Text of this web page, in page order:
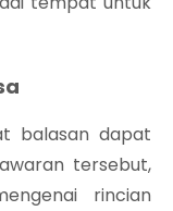
balasan dapat
tersebut,
rincian